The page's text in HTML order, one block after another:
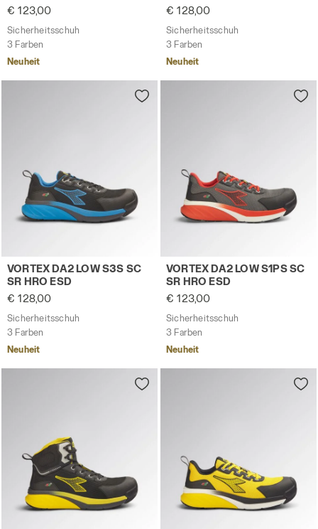
€ 123,00
Sicherheitsschuh
3 Farben
Neuheit
€ 128,00
Sicherheitsschuh
3 Farben
Neuheit
Sicherheitsschuh VORTEX DA2 LOW S3S SC SR HRO
VORTEX DA2 LOW S3S SC
SR HRO ESD
€ 128,00
Sicherheitsschuh
3 Farben
Neuheit
Sicherheitsschuh VORTEX
VORTEX DA2 LOW S1PS SC
SR HRO ESD
€ 123,00
Sicherheitsschuh
3 Farben
Neuheit